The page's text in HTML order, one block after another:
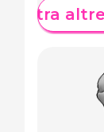
Mostra